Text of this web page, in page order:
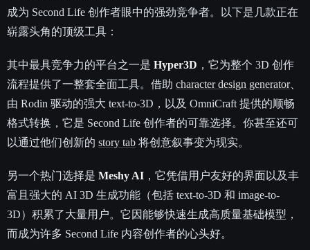
成为 Second Life 创作者眼中的强劲竞争者。以下是几款正在
崭露头角的顶级工具：
其中最具竞争力的平台之一是 Hyper3D ，它为整个 3D 创作
流程提供了一整套全面工具。借助 character design generator、
由 Rodin 驱动的强大 text-to-3D，以及 OmniCraft 提供的顺畅
格式转换，它是 Second Life 创作者的可靠选择。你甚至还可
以通过他们创新的 story tab 将创意叙事变为现实。
另一个热门选择是 Meshy AI ，它凭借用户友好的界面以及丰
富且强大的 AI 3D 生成功能（包括 text-to-3D 和 image-to-
3D）积累了大量用户。它因能够快速生成高质量基础模型，
而成为许多 Second Life 内容创作者的心头好。